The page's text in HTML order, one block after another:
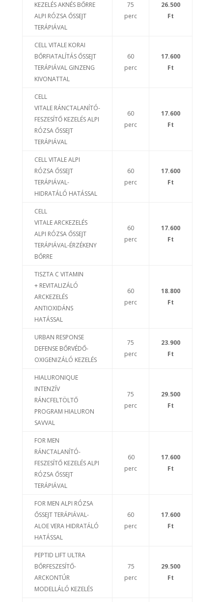
KEZELÉS AKNÉS BŐRRE
ALPI RÓZSA ŐSSEJT
TERÁPIÁVAL
75
perc
26.500
Ft
CELL VITALE KORAI
BŐRFIATALÍTÁS ŐSSEJT
TERÁPIÁVAL GINZENG
KIVONATTAL
60
perc
17.600
Ft
CELL
VITALE RÁNCTALANÍTÓ-
FESZESÍTŐ KEZELÉS ALPI
RÓZSA ŐSSEJT
TERÁPIÁVAL
60
perc
17.600
Ft
CELL VITALE ALPI
RÓZSA ŐSSEJT
TERÁPIÁVAL-
HIDRATÁLÓ HATÁSSAL
60
perc
17.600
Ft
CELL
VITALE ARCKEZELÉS
ALPI RÓZSA ŐSSEJT
TERÁPIÁVAL-ÉRZÉKENY
BŐRRE
60
perc
17.600
Ft
TISZTA C VITAMIN
+ REVITALIZÁLÓ
ARCKEZELÉS
ANTIOXIDÁNS
HATÁSSAL
60
perc
18.800
Ft
URBAN RESPONSE
DEFENSE BŐRVÉDŐ-
OXIGENIZÁLÓ KEZELÉS
75
perc
23.900
Ft
HIALURONIQUE
INTENZÍV
RÁNCFELTÖLTŐ
PROGRAM HIALURON
SAVVAL
75
perc
29.500
Ft
FOR MEN
RÁNCTALANÍTÓ-
FESZESÍTŐ KEZELÉS ALPI
RÓZSA ŐSSEJT
TERÁPIÁVAL
60
perc
17.600
Ft
FOR MEN ALPI RÓZSA
ŐSSEJT TERÁPIÁVAL-
ALOE VERA HIDRATÁLÓ
HATÁSSAL
60
perc
17.600
Ft
PEPTID LIFT ULTRA
BŐRFESZESÍTŐ-
ARCKONTÚR
MODELLÁLÓ KEZELÉS
75
perc
29.500
Ft